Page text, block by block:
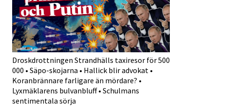
Droskdrottningen Strandhälls taxiresor för 500
000 • Säpo-skojarna • Hallick blir advokat •
Koranbrännare farligare än mördare? •
Lyxmäklarens bulvanbluff • Schulmans
sentimentala sörja